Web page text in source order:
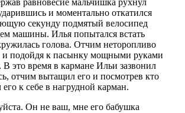
и моментально откатился
секунду подмятый велосипед
машины. Илья попытался встать
голова. Отчим неторопливо
подойдя к пасынку мощными руками
В это время в кармане Ильи зазвонил
отчим вытащил его и посмотрев кто
к себе в нагрудной карман.
Он не ваш, мне его бабушка